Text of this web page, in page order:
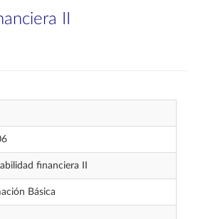
II
financiera II
Básica